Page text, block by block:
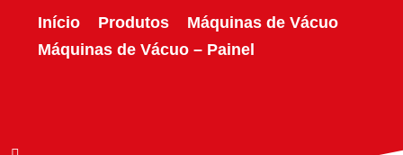
Início Produtos
Máquinas de Vácuo
Máquinas de Vácuo – Painel